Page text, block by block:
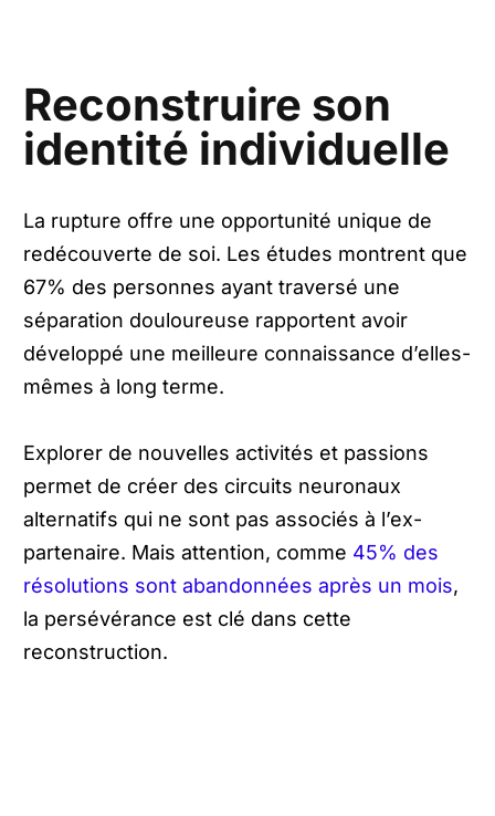
Reconstruire son
identité individuelle
La rupture offre une opportunité unique de
redécouverte de soi. Les études montrent que
67% des personnes ayant traversé une
séparation douloureuse rapportent avoir
développé une meilleure connaissance d’elles-
mêmes à long terme.
Explorer de nouvelles activités et passions
permet de créer des circuits neuronaux
alternatifs qui ne sont pas associés à l’ex-
partenaire. Mais attention, comme 45% des
résolutions sont abandonnées après un mois,
la persévérance est clé dans cette
reconstruction.